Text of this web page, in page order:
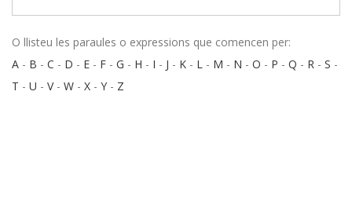
O llisteu les paraules o expressions que comencen per:
A - B - C - D - E - F - G - H - I - J - K - L - M - N - O - P - Q - R - S -
T - U - V- W - X - Y - Z